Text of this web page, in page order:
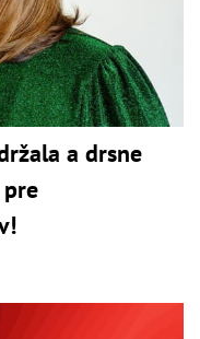
a drsne
pre